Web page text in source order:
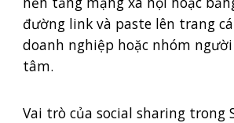
đường link và paste lên trang
doanh nghiệp hoặc nhóm
tâm.
Vai trò của social sharing trong